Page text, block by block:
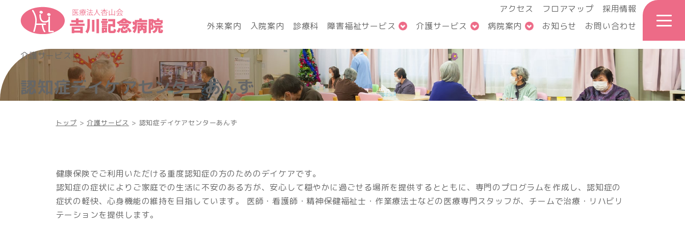
アクセス フロアマップ
採用情報
外来案内
入院案内 診療科 障害福祉サービス 介護サービス 病院案内 お知らせ お問い合わせ
介護サービス
認知症デイケアセンターあんず
トップ >介護サービス > 認知症デイケアセンターあんず
健康保険でご利用いただける重度認知症の方のためのデイケアです。
認知症の症状によりご家庭での生活に不安のある方が、安心して穏やかに過ごせる場所を提供するとともに、専門のプログラムを作成し、認知症の
症状の軽快、心身機能の維持を目指しています。 医師・看護師・精神保健福祉士・作業療法士などの医療専門スタッフが、チームで治療・リハビリ
テーションを提供します。